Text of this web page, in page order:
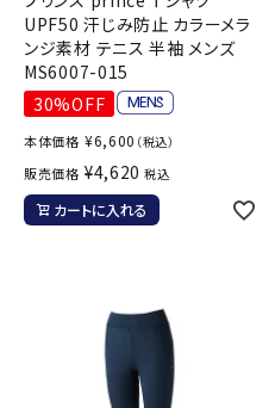
UPF50 汗じみ防止 カラーメラ
ンジ素材 テニス 半袖 メンズ
MS6007-015
30%OFF
本体価格 ¥6,600 （税込）
販売価格 ¥4,620 税込
カートに入れる